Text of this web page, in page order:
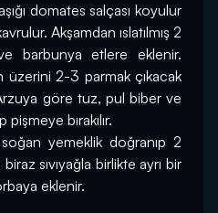
domates salçası koyulur
Akşamdan ıslatılmış 2
ve barbunya etlere eklenir.
üzerini 2-3 parmak çıkacak
göre tuz, pul biber ve
bırakılır.
yemeklik doğranıp 2
sıvıyağla birlikte ayrı bir
eklenir.